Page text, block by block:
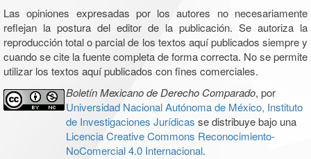
Las opiniones expresadas por los autores no necesariamente
reflejan la postura del editor de la publicación. Se autoriza la
reproducción total o parcial de los textos aquí publicados siempre y
cuando se cite la fuente completa de forma correcta. No se permite
utilizar los textos aquí publicados con fines comerciales.
Boletín Mexicano de Derecho Comparado, por
Universidad Nacional Autónoma de México, Instituto
de Investigaciones Jurídicas se distribuye bajo una
Licencia Creative Commons Reconocimiento-
NoComercial 4.0 Internacional.